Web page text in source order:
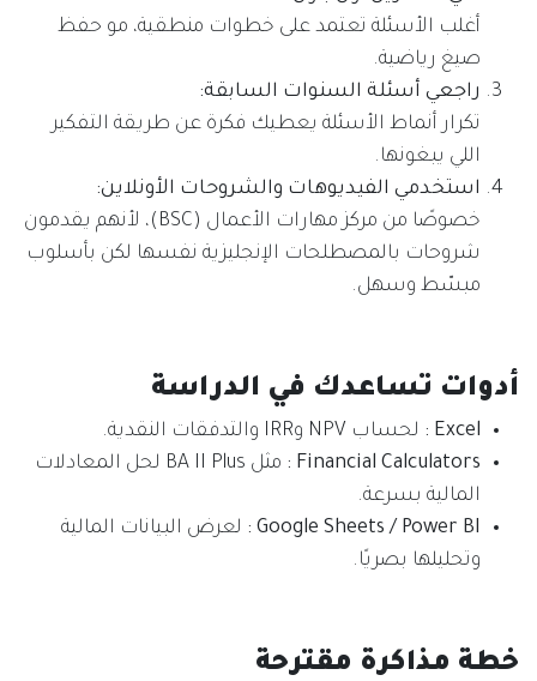
أغلب الأسئلة تعتمد على خطوات منطقية، مو حفظ
صيغ رياضية.
راجعي أسئلة السنوات السابقة:
تكرار أنماط الأسئلة يعطيك فكرة عن طريقة التفكير
اللي يبغونها.
استخدمي الفيديوهات والشروحات الأونلاين:
خصوصًا من مركز مهارات الأعمال (BSC)، لأنهم يقدمون
شروحات بالمصطلحات الإنجليزية نفسها لكن بأسلوب
مبسّط وسهل.
أدوات تساعدك في الدراسة
Excel :
لحساب NPV وIRR والتدفقات النقدية.
Financial Calculators :
مثل BA II Plus لحل المعادلات
المالية بسرعة.
Google Sheets / Power BI :
لعرض البيانات المالية
وتحليلها بصريًا.
خطة مذاكرة مقترحة